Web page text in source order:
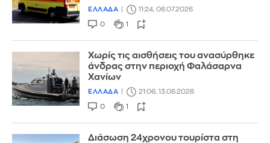
ΕΛΛΑΔΑ 11:24, 06.07.2026
0 1
Χωρίς τις αισθήσεις του ανασύρθηκε
άνδρας στην περιοχή Φαλάσαρνα
Χανίων
ΕΛΛΑΔΑ 21:06, 13.06.2026
0 1
Διάσωση 24χρονου τουρίστα στη